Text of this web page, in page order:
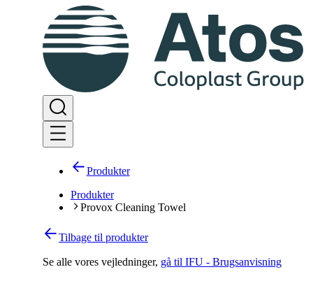
Produkter
Produkter
Provox Cleaning Towel
Tilbage til produkter
Se alle vores vejledninger, gå til IFU - Brugsanvisning